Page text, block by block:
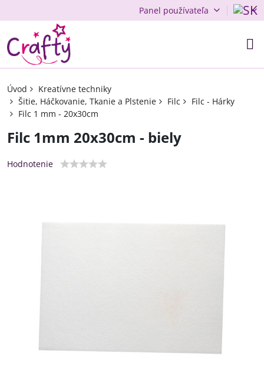
Panel používateľa
Úvod
Kreatívne techniky
Šitie, Háčkovanie, Tkanie a Plstenie
Filc
Filc - Hárky
Filc 1 mm - 20x30cm
Filc 1mm 20x30cm - biely
Hodnotenie